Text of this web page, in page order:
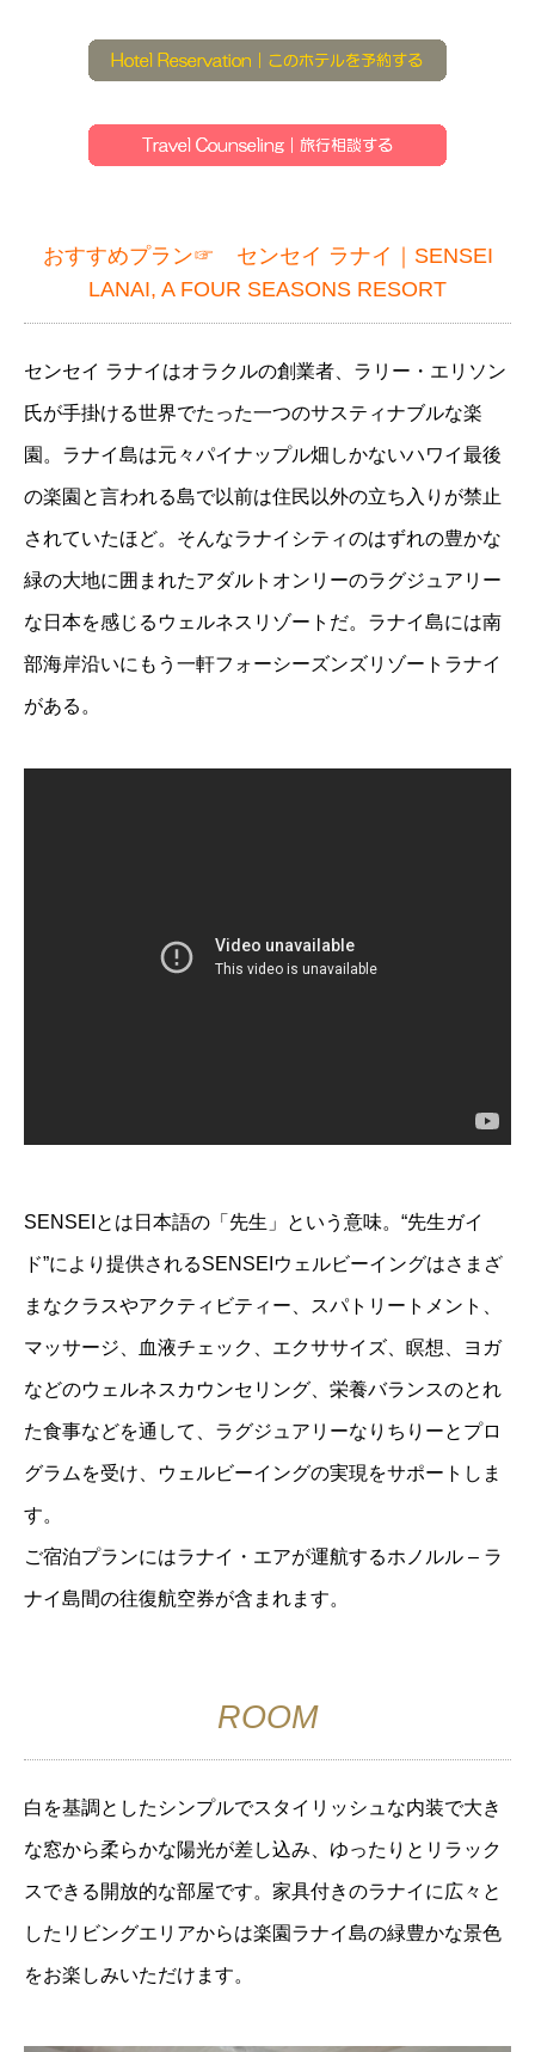
おすすめプラン☞ センセイ ラナイ｜SENSEI
LANAI, A FOUR SEASONS RESORT
センセイ ラナイはオラクルの創業者、ラリー・エリソン
氏が手掛ける世界でたった一つのサスティナブルな楽
園。ラナイ島は元々パイナップル畑しかないハワイ最後
の楽園と言われる島で以前は住民以外の立ち入りが禁止
されていたほど。そんなラナイシティのはずれの豊かな
緑の大地に囲まれたアダルトオンリーのラグジュアリー
な日本を感じるウェルネスリゾートだ。ラナイ島には南
部海岸沿いにもう一軒フォーシーズンズリゾートラナイ
がある。
SENSEIとは日本語の「先生」という意味。“先生ガイ
ド”により提供されるSENSEIウェルビーイングはさまざ
まなクラスやアクティビティー、スパトリートメント、
マッサージ、血液チェック、エクササイズ、瞑想、ヨガ
などのウェルネスカウンセリング、栄養バランスのとれ
た食事などを通して、ラグジュアリーなりちりーとプロ
グラムを受け、ウェルビーイングの実現をサポートしま
す。
ご宿泊プランにはラナイ・エアが運航するホノルル – ラ
ナイ島間の往復航空券が含まれます。
ROOM
白を基調としたシンプルでスタイリッシュな内装で大き
な窓から柔らかな陽光が差し込み、ゆったりとリラック
スできる開放的な部屋です。家具付きのラナイに広々と
したリビングエリアからは楽園ラナイ島の緑豊かな景色
をお楽しみいただけます。